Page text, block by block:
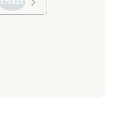
575825